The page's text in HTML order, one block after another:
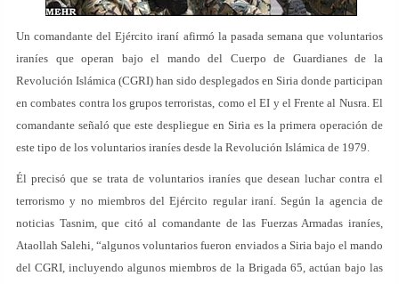
Un comandante del Ejército iraní afirmó la pasada semana que voluntarios
iraníes que operan bajo el mando del Cuerpo de Guardianes de la
Revolución Islámica (CGRI) han sido desplegados en Siria donde participan
en combates contra los grupos terroristas, como el EI y el Frente al Nusra. El
comandante señaló que este despliegue en Siria es la primera operación de
este tipo de los voluntarios iraníes desde la Revolución Islámica de 1979.
Él precisó que se trata de voluntarios iraníes que desean luchar contra el
terrorismo y no miembros del Ejército regular iraní. Según la agencia de
noticias Tasnim, que citó al comandante de las Fuerzas Armadas iraníes,
Ataollah Salehi, “algunos voluntarios fueron enviados a Siria bajo el mando
del CGRI, incluyendo algunos miembros de la Brigada 65, actúan bajo las